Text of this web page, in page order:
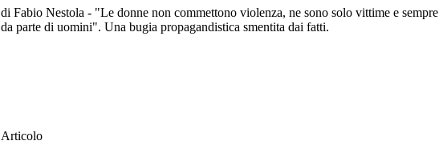
di Fabio Nestola - "Le donne non commettono violenza, ne sono solo vittime e sempre
da parte di uomini". Una bugia propagandistica smentita dai fatti.
Articolo